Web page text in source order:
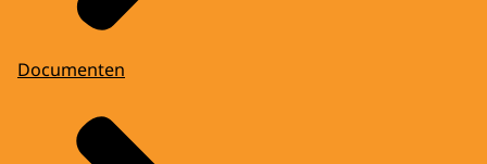
Documenten